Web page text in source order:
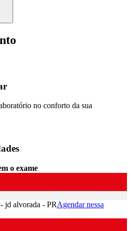
no conforto da sua
o exame
jd alvorada - PRAgendar nessa